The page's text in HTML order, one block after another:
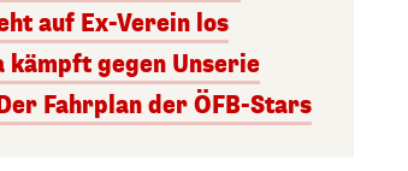
auf Ex-Verein los
kämpft gegen Unserie
Fahrplan der ÖFB-Stars